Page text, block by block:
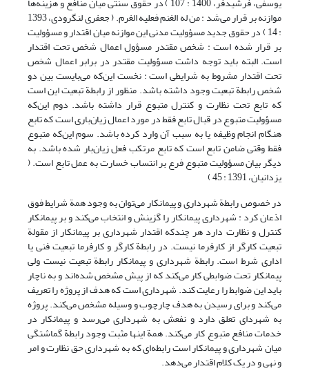
موازنه بر قرار می‌شد : من له الغنم فعلیه الغرم. ( جعفری لنگرودی، 1393
: 14 ) در حقوق جدید مسؤولیت مدنی این موازنه میان اقتدار و مسؤولیت
بر قرار شده است : شخص مقتدر مسؤول اعمال شخص تحت اقتدار
است. البته باید توجه داشت مسؤولیت مقتدر در برابر اعمال شخص
تحت اقتدار مشروط به شرایطی است : نخست این‌که می‌بایست بین دو
شخص رابطة تبعیت وجود داشته باشد. منظور از رابطة تبعیت این است
که تابع تحت نظارت و کنترل متبوع قرار داشته باشد. دوم این‌که
مسؤولیت متبوع در قبال تابع فقط در مورد اعمال زیان‌باری است که تابع
هنگام انجام وظیفه یا به سبب آن وارد کرده باشد. سوم این‌که متبوع
فقط وقتی ضامن تابع است که تابع مرتکب فعل زیان‌بار شده باشد. به
دیگر بیان مسؤولیت متبوع فرع بر انتساب خسارت به عمل تابع است. (
یزدانیان، 1391 : 45 )
در خصوص رابطة شهرداری و پیمانکار می‌توان به وجود همة شرایط فوق
اذعان کرد : شهرداری پیمانکار را گزینش و انتخاب می‌کند و بر پیمانکار
کنترل و نظارت دارد هر چندکه اقتدار شهرداری بر پیمانکار از مقولة
تبعیت کارگر از کارفرما نیست. در رابطة کارگر و کارفرما تبعیت فنی یا
اداری شرط است. رابطة شهرداری و پیمانکار رابطة تبعیت نیست ولی
پیمانکار تحت ضوابطی کار می‌کند که از پیش مشخص شده‌اند و به ناچار
باید این ضوابط را رعایت کند. شهرداری است که هدف از پروژه را تعریف
می‌کند و برای رسیدن به هدف چارچوب و وسیله مشخص می‌کند. پروژه
به شهردای تعلق دارد و نفعش به شهرداری می‌رسد و پیمانکار در
خدمات منافع متبوع کار می‌کند. همة اینها مثبت وجود رابطة گماشتگی
میان شهرداری و پیمانکار است رابطه‌ای که به شهرداری حق نظارت و امر
و نهی و در یک کلام اقتدار می‌دهد.